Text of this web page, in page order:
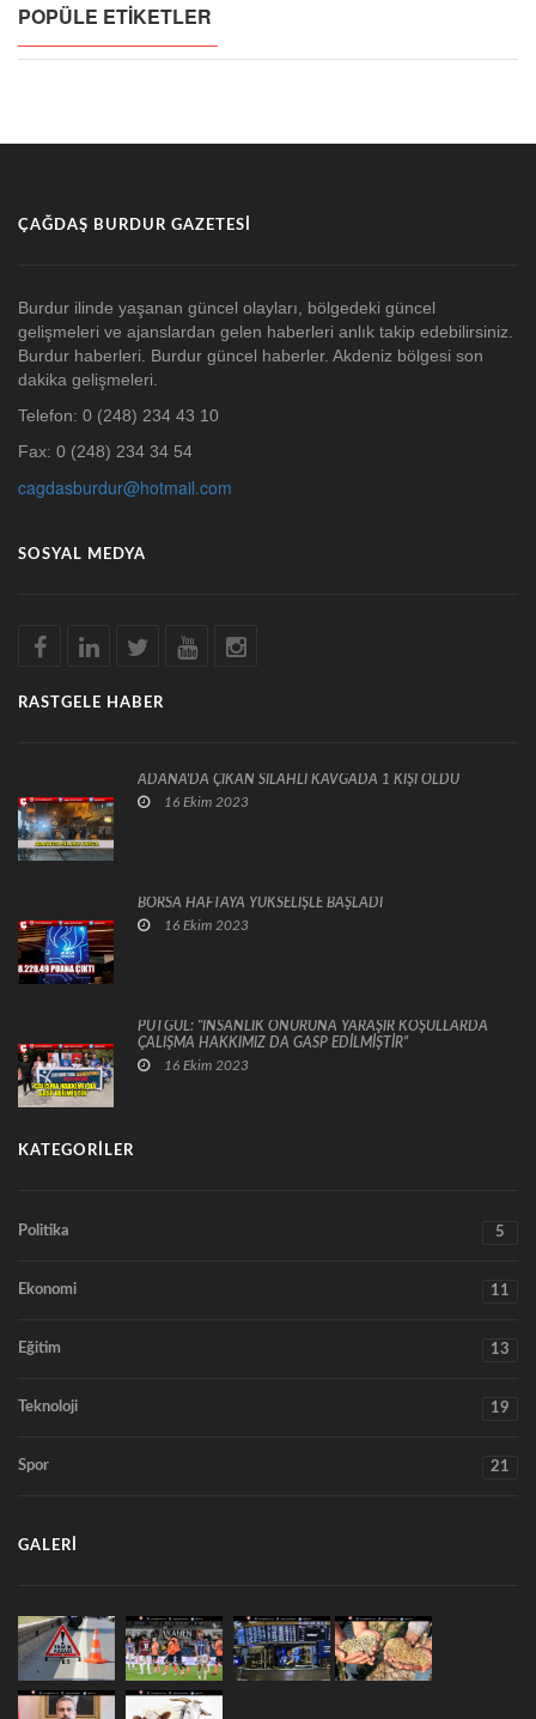
POPÜLE ETIKETLER
ÇAĞDAŞ BURDUR GAZETESI
Burdur ilinde yaşanan güncel olayları, bölgedeki güncel
gelişmeleri ve ajanslardan gelen haberleri anlık takip edebilirsiniz.
Burdur haberleri. Burdur güncel haberler. Akdeniz bölgesi son
dakika gelişmeleri.
Telefon: 0 (248) 234 43 10
Fax: 0 (248) 234 34 54
cagdasburdur@hotmail.com
SOSYAL MEDYA
RASTGELE HABER
ADANA'DA ÇIKAN SİLAHLI KAVGADA 1 KİŞİ ÖLDÜ
16 Ekim 2023
BORSA HAFTAYA YÜKSELİŞLE BAŞLADI
16 Ekim 2023
PUTGÜL: “İNSANLIK ONURUNA YARAŞIR KOŞULLARDA
ÇALIŞMA HAKKIMIZ DA GASP EDİLMİŞTİR”
16 Ekim 2023
KATEGORILER
Politika 5
Ekonomi 11
Eğitim 13
Teknoloji 19
Spor 21
GALERI